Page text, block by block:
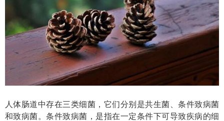
人体肠道中存在三类细菌，它们分别是共生菌、条件致病菌
和致病菌。条件致病菌，是指在一定条件下可导致疾病的细